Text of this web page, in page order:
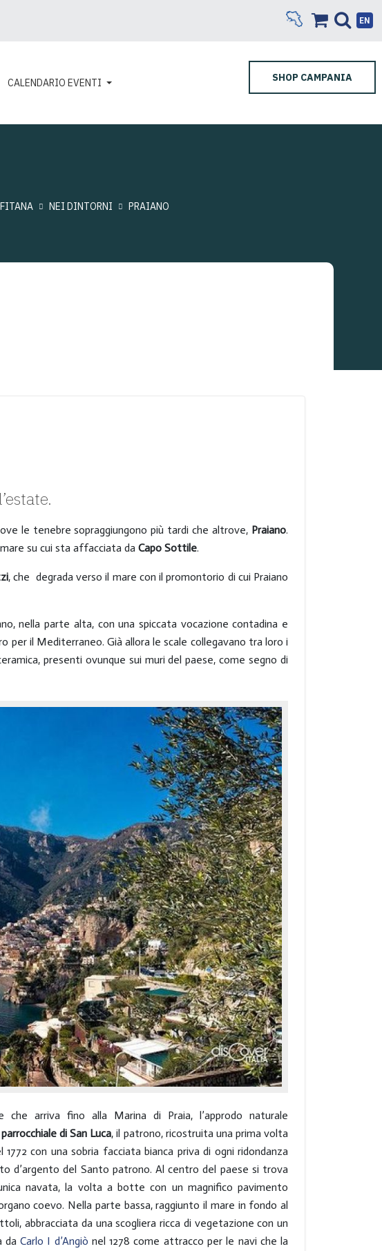
EN
CALENDARIO EVENTI SHOP CAMPANIA
NEI DINTORNI PRAIANO
le tenebre sopraggiungono più tardi che altrove, Praiano.
su cui sta affacciata da Capo Sottile.
, che degrada verso il mare con il promontorio di cui Praiano
nella parte alta, con una spiccata vocazione contadina e
per il Mediterraneo. Già allora le scale collegavano tra loro i
presenti ovunque sui muri del paese, come segno di
arriva fino alla Marina di Praia, l’approdo naturale
di San Luca, il patrono, ricostruita una prima volta
con una sobria facciata bianca priva di ogni ridondanza
d’argento del Santo patrono. Al centro del paese si trova
navata, la volta a botte con un magnifico pavimento
coevo. Nella parte bassa, raggiunto il mare in fondo al
abbracciata da una scogliera ricca di vegetazione con un
daCarlo I d’Angiò nel 1278 come attracco per le navi che la